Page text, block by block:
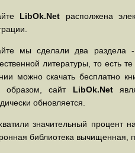
LibOk.Net располжена
мы сделали два раздела -
литературы, то есть
можно скачать бесплатно
образом, сайт LibOk.Net
обновляется.
значительный процент
библиотека вычищенная,